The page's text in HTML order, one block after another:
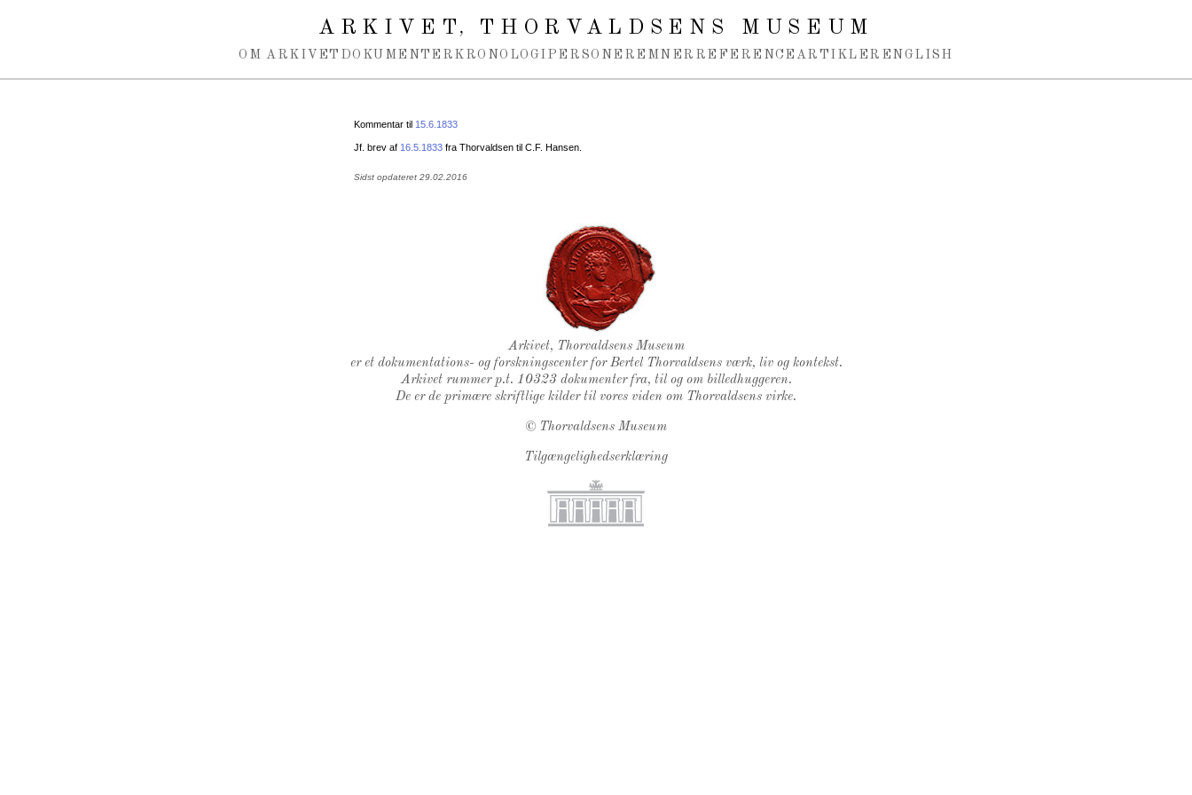
ARKIVET, THORVALDSENS MUSEUM
OM ARKIVET DOKUMENTER KRONOLOGI PERSONER EMNER REFERENCEARTIKLER ENGLISH
Kommentar til 15.6.1833
Jf. brev af 16.5.1833 fra Thorvaldsen til C.F. Hansen.
Sidst opdateret 29.02.2016
Thorvaldsens Segl
Arkivet, Thorvaldsens Museum
er et dokumentations- og forskningscenter for Bertel Thorvaldsens værk, liv og kontekst.
Arkivet rummer p.t. 10323 dokumenter fra, til og om billedhuggeren.
De er de primære skriftlige kilder til vores viden om Thorvaldsens virke.
© Thorvaldsens Museum
Tilgængelighedserklæring